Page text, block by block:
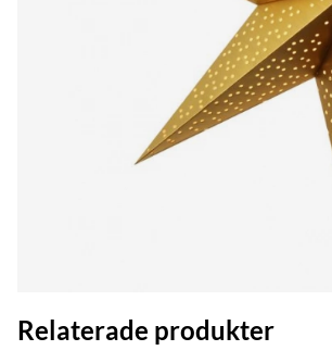
Relaterade produkter